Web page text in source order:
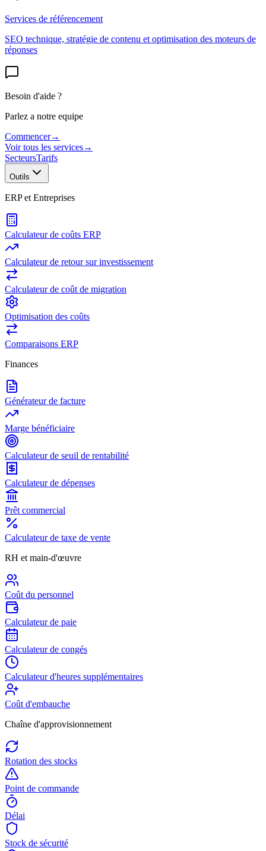
Services de référencement
SEO technique, stratégie de contenu et optimisation des moteurs de
réponses
Besoin d'aide ?
Parlez a notre equipe
Commencer→
Voir tous les services→
SecteursTarifs
Outils
ERP et Entreprises
Calculateur de coûts ERP
Calculateur de retour sur investissement
Calculateur de coût de migration
Optimisation des coûts
Comparaisons ERP
Finances
Générateur de facture
Marge bénéficiaire
Calculateur de seuil de rentabilité
Calculateur de dépenses
Prêt commercial
Calculateur de taxe de vente
RH et main-d'œuvre
Coût du personnel
Calculateur de paie
Calculateur de congés
Calculateur d'heures supplémentaires
Coût d'embauche
Chaîne d'approvisionnement
Rotation des stocks
Point de commande
Délai
Stock de sécurité